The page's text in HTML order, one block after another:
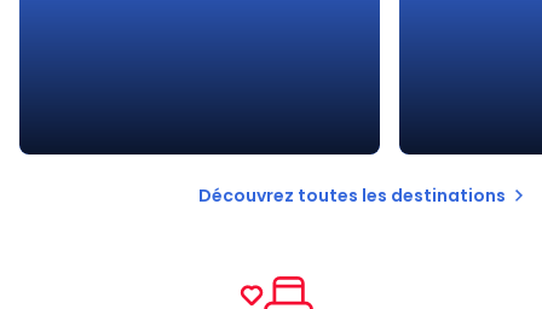
Découvrez toutes les destinations